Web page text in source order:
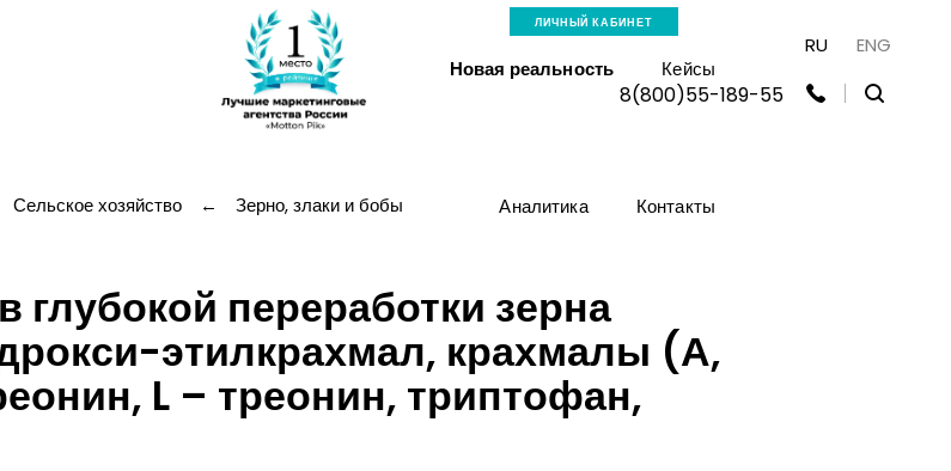
ЛИЧНЫЙ КАБИНЕТ
Новая реальность Кейсы
Аналитика Контакты
RU ENG
8(800)55-189-55
Сельское хозяйство ← Зерно, злаки и бобы
переработки зерна
этилкрахмал, крахмалы (А,
L – треонин, триптофан,